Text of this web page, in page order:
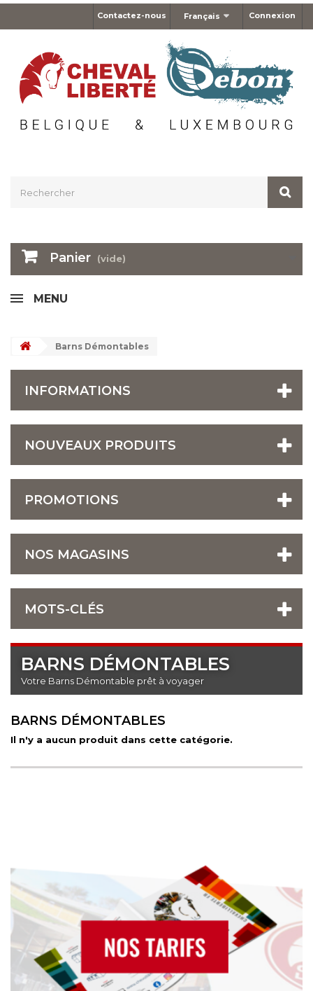
Connexion
Français
Contactez-nous
Panier (vide)
MENU
Barns Démontables
INFORMATIONS
NOUVEAUX PRODUITS
PROMOTIONS
NOS MAGASINS
MOTS-CLÉS
BARNS DÉMONTABLES
Votre Barns Démontable prêt à voyager
BARNS DÉMONTABLES
Il n'y a aucun produit dans cette catégorie.